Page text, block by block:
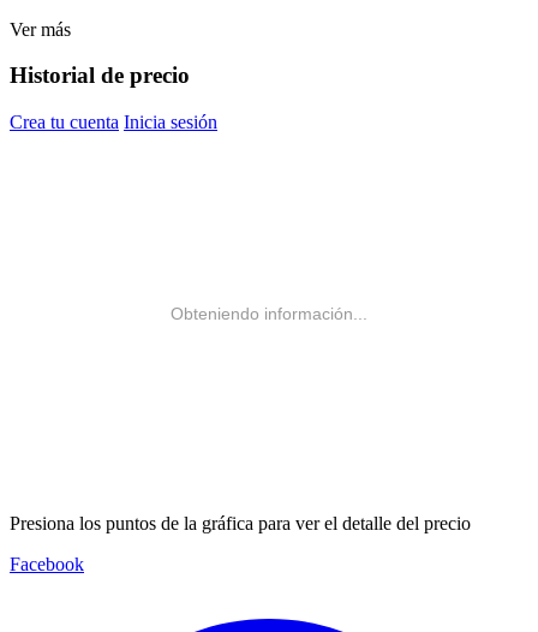
Ver más
Historial de precio
Crea tu cuenta Inicia sesión
Obteniendo información...
Presiona los puntos de la gráfica para ver el detalle del precio
Facebook